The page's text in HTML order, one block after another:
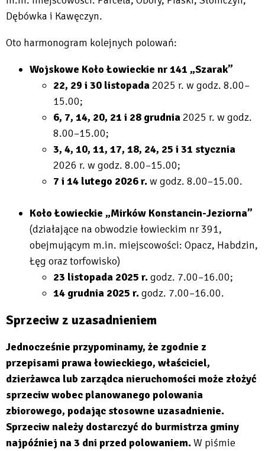
Dębówka i Kawęczyn.
Oto harmonogram kolejnych polowań:
Wojskowe Koło Łowieckie nr 141 „Szarak”
22, 29 i 30 listopada2025 r. w godz. 8.00–
15.00;
6, 7, 14, 20, 21 i 28 grudnia2025 r. w godz.
8.00–15.00;
3, 4, 10, 11, 17, 18, 24, 25 i 31 stycznia
2026 r. w godz. 8.00–15.00;
7 i 14 lutego 2026 r.w godz. 8.00–15.00.
Koło Łowieckie „Mirków Konstancin-Jeziorna”
(działające na obwodzie łowieckim nr 391,
obejmującym m.in. miejscowości: Opacz, Habdzin,
Łęg oraz torfowisko)
23 listopada 2025 r.godz. 7.00–16.00;
14 grudnia 2025 r.godz. 7.00–16.00.
Sprzeciw z uzasadnieniem
Jednocześnie przypominamy, że zgodnie z
przepisami prawa łowieckiego, właściciel,
dzierżawca lub zarządca nieruchomości może złożyć
sprzeciw wobec planowanego polowania
zbiorowego, podając stosowne uzasadnienie.
Sprzeciw należy dostarczyć do burmistrza gminy
najpóźniej na 3 dni przed polowaniem.W piśmie